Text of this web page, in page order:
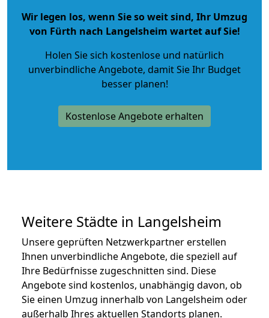
Wir legen los, wenn Sie so weit sind, Ihr Umzug
von Fürth nach Langelsheim wartet auf Sie!
Holen Sie sich kostenlose und natürlich
unverbindliche Angebote, damit Sie Ihr Budget
besser planen!
Kostenlose Angebote erhalten
Weitere Städte in Langelsheim
Unsere geprüften Netzwerkpartner erstellen
Ihnen unverbindliche Angebote, die speziell auf
Ihre Bedürfnisse zugeschnitten sind. Diese
Angebote sind kostenlos, unabhängig davon, ob
Sie einen Umzug innerhalb von Langelsheim oder
außerhalb Ihres aktuellen Standorts planen.